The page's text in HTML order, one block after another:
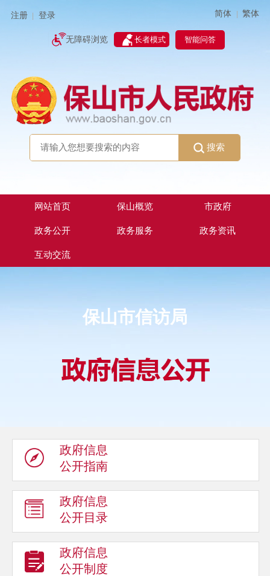
注册 登录 简体 | 繁体
无障碍浏览 长者模式 智能问答
搜索
网站首页 保山概览 市政府
政务公开 政务服务 政务资讯
互动交流
保山市信访局
政府信息
公开指南
政府信息
公开目录
政府信息
公开制度